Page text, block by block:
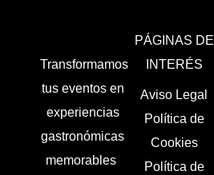
PÁGINAS DE
INTERÉS
Aviso Legal
Política de
Cookies
Política de
Transformamos
tus eventos en
experiencias
gastronómicas
memorables